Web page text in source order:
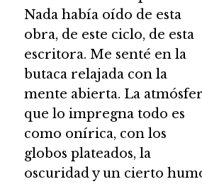
Nada había oído de esta
obra, de este ciclo, de esta
escritora. Me senté en la
butaca relajada con la
mente abierta. La
que lo impregna todo es
como onírica, con los
globos plateados, la
oscuridad y un cierto